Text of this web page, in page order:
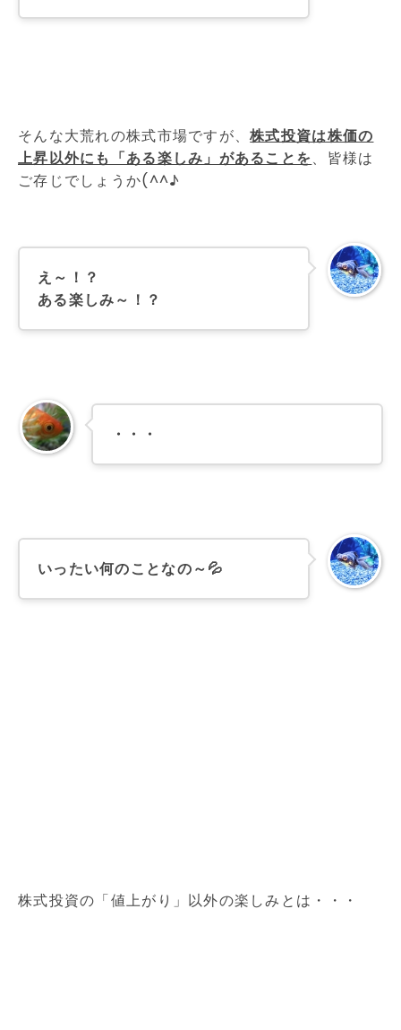
そんな大荒れの株式市場ですが、株式投資は株価の
上昇以外にも「ある楽しみ」があることを、皆様は
ご存じでしょうか(^^♪
え～！？
ある楽しみ～！？
・・・
いったい何のことなの～💦
株式投資の「値上がり」以外の楽しみとは・・・